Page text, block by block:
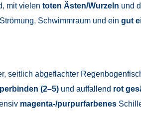
mit vielen toten Ästen/Wurzeln und
Schwimmraum und ein gut
seitlich abgeflachter
(2–5)und auffallend rot
magenta-/purpurfarbenes